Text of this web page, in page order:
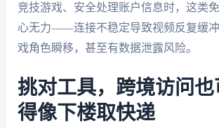
竞技游戏、安全处理账户信息时，这类
心无力——连接不稳定导致视频反复缓
戏角色瞬移，甚至有数据泄露风险。
挑对工具，跨境访问
得像下楼取快递